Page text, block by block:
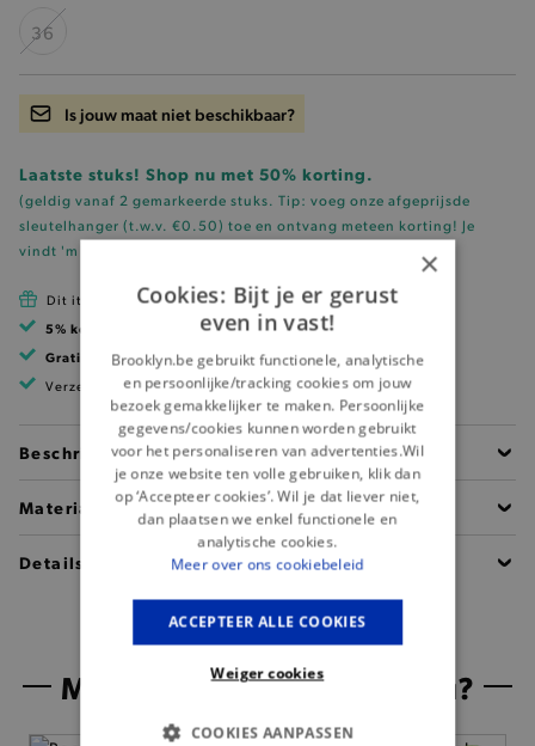
36
Is jouw maat niet beschikbaar?
Laatste stuks! Shop nu met 50% korting.
(geldig vanaf 2 gemarkeerde stuks. Tip: voeg onze afgeprijsde
sleutelhanger (t.w.v. €0.50) toe en ontvang meteen korting! Je
vindt 'm hier!
Dit item is betaalbaar met Cadeau Pass
5% korting met klantenkaart
Gratis verzendingvanaf 99 EUR
Verzending binnen 1 à 2 werkdagen
Beschrijving
Materiaal
Details
Misschien is dit iets voor jou?
×
Cookies: Bijt je er gerust
even in vast!
Brooklyn.be gebruikt functionele, analytische
en persoonlijke/tracking cookies om jouw
bezoek gemakkelijker te maken. Persoonlijke
gegevens/cookies kunnen worden gebruikt
voor het personaliseren van advertenties.Wil
je onze website ten volle gebruiken, klik dan
op ‘Accepteer cookies’. Wil je dat liever niet,
dan plaatsen we enkel functionele en
analytische cookies.
Meer over ons cookiebeleid
ACCEPTEER ALLE COOKIES
Weiger cookies
COOKIES AANPASSEN